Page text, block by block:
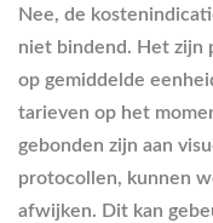
Nee, de
niet bindend. Het zijn
op gemiddelde
tarieven op het
gebonden zijn aan
protocollen, kunnen
afwijken. Dit kan